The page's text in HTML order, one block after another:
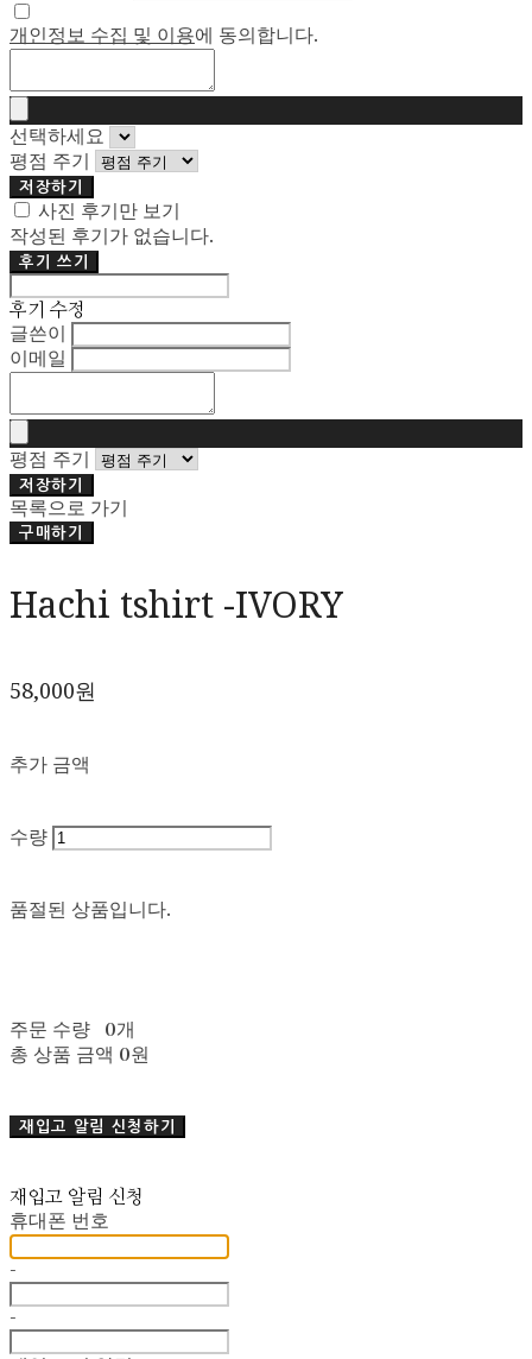
개인정보 수집 및 이용에 동의합니다.
선택하세요
평점 주기
저장하기
사진 후기만 보기
작성된 후기가 없습니다.
후기 쓰기
후기 수정
글쓴이
이메일
평점 주기
저장하기
목록으로 가기
구매하기
Hachi tshirt -IVORY
58,000원
추가 금액
수량
품절된 상품입니다.
주문 수량
0개
총 상품 금액 0원
재입고 알림 신청하기
재입고 알림 신청
휴대폰 번호
-
-